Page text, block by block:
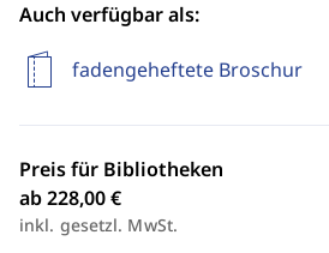
Auch verfügbar als:
fadengeheftete Broschur
Preis für Bibliotheken
ab 228,00 €
inkl. gesetzl. MwSt.